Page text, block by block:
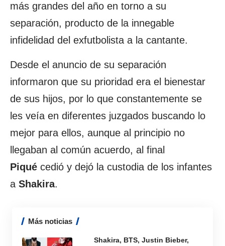
más grandes del año en torno a su
separación, producto de la innegable
infidelidad del exfutbolista a la cantante.
Desde el anuncio de su separación
informaron que su prioridad era el bienestar
de sus hijos, por lo que constantemente se
les veía en diferentes juzgados buscando lo
mejor para ellos, aunque al principio no
llegaban al común acuerdo, al final
Piqué cedió y dejó la custodia de los infantes
a Shakira.
Más noticias
Shakira, BTS, Justin Bieber,